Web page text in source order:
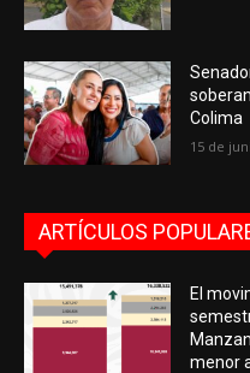
Colima
15 de
ARTÍCULOS
El
menor